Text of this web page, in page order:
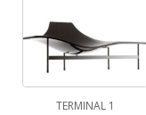
TERMINAL 1